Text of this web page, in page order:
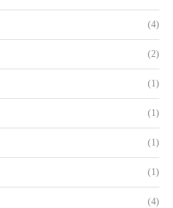
(4)
(2)
(1)
(1)
(1)
(1)
(4)